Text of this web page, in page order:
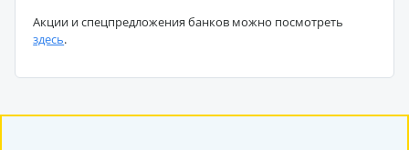
Акции и спецпредложения банков можно посмотреть
здесь.